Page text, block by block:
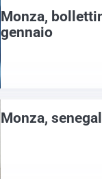
Monza,
gennaio
Monza,